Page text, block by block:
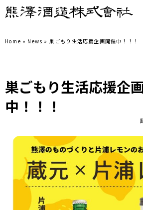
Home » News » 巣ごもり生活応援企画開催中！！！
巣ごもり生活応援企
中！！！